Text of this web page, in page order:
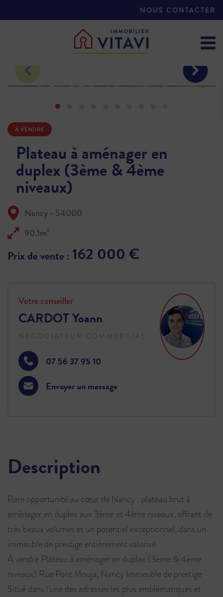
NOUS CONTACTER
À VENDRE
Plateau à aménager en
duplex (3ème & 4ème
niveaux)
Nancy - 54000
90.1m²
Prix de vente : 162 000 €
Votre conseiller
CARDOT Yoann
07 56 37 95 10
Envoyer un message
Description
Rare opportunité au cœur de Nancy : plateau brut à
aménager en duplex aux 3ème et 4ème niveaux, offrant de
très beaux volumes et un potentiel exceptionnel, dans un
immeuble de prestige entièrement valorisé.
À vendre Plateau à aménager en duplex (3ème & 4ème
niveaux) Rue Pont Mouja, Nancy Immeuble de prestige
Situé dans l’une des adresses les plus emblématiques et